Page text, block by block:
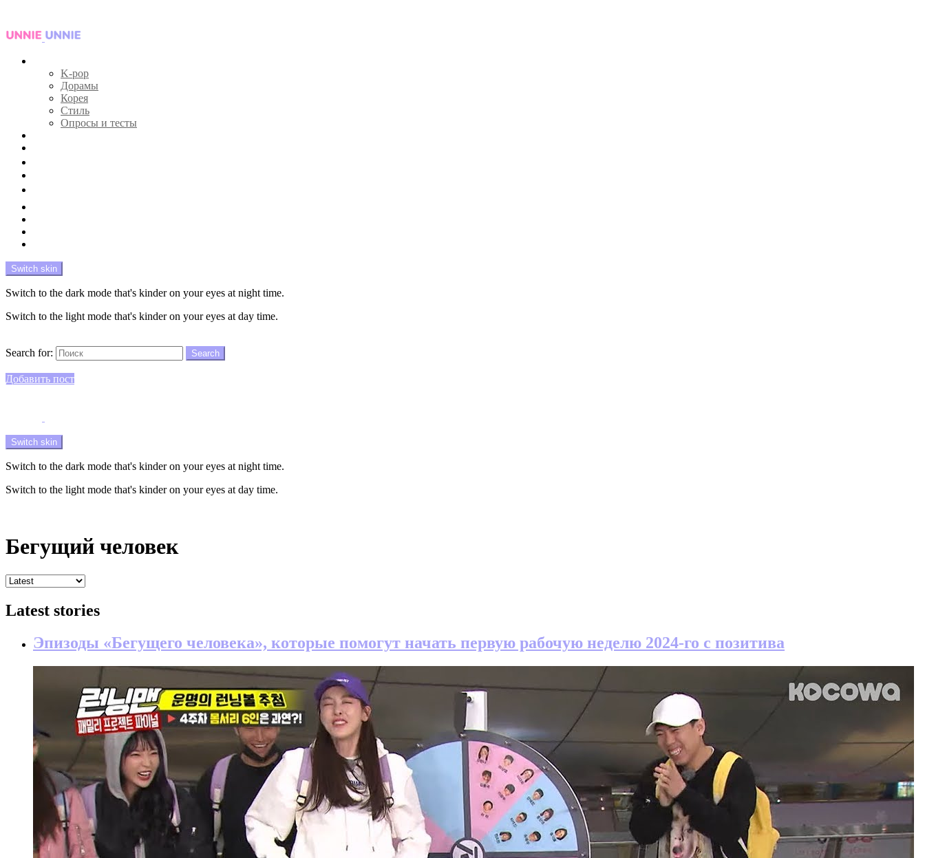
K-pop
Дорамы
Корея
Стиль
Опросы и тесты
Switch skin
Switch to the dark mode that's kinder on your eyes at night time.
Switch to the light mode that's kinder on your eyes at day time.
Search for:
Search
Добавить пост
Switch skin
Switch to the dark mode that's kinder on your eyes at night time.
Switch to the light mode that's kinder on your eyes at day time.
Бегущий человек
Latest stories
Эпизоды «Бегущего человека», которые помогут начать первую рабочую неделю 2024-го с позитива